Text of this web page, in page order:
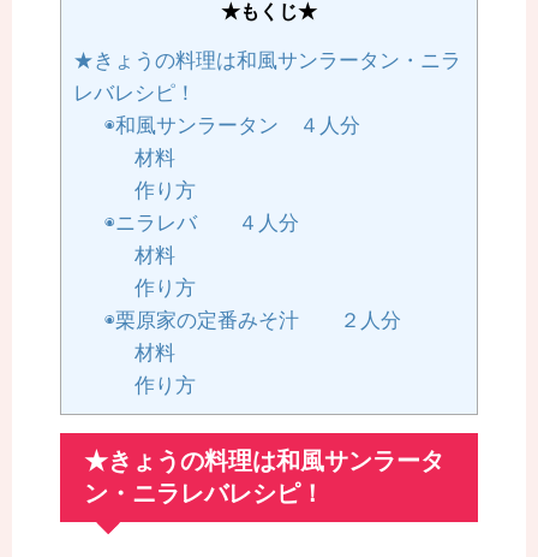
★もくじ★
★きょうの料理は和風サンラータン・ニラ
レバレシピ！
◉和風サンラータン ４人分
材料
作り方
◉ニラレバ ４人分
材料
作り方
◉栗原家の定番みそ汁 ２人分
材料
作り方
★きょうの料理は和風サンラータ
ン・ニラレバレシピ！